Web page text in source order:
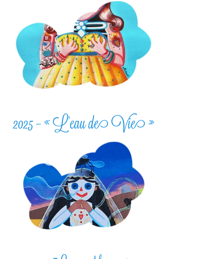
2025 – « L’eau de Vie »